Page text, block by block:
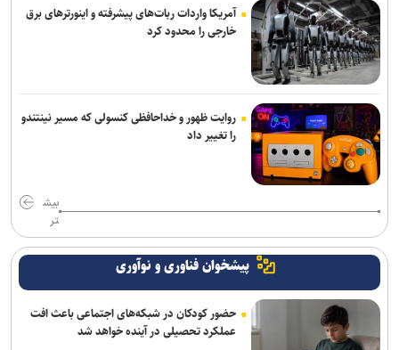
آمریکا واردات ربات‌های پیشرفته و اینورترهای برق
خارجی را محدود کرد
روایت ظهور و خداحافظی کنسولی که مسیر نینتندو
را تغییر داد
بیش
تر
پیشخوان فناوری و نوآوری
حضور کودکان در شبکه‌های اجتماعی باعث افت
عملکرد تحصیلی در آینده خواهد شد